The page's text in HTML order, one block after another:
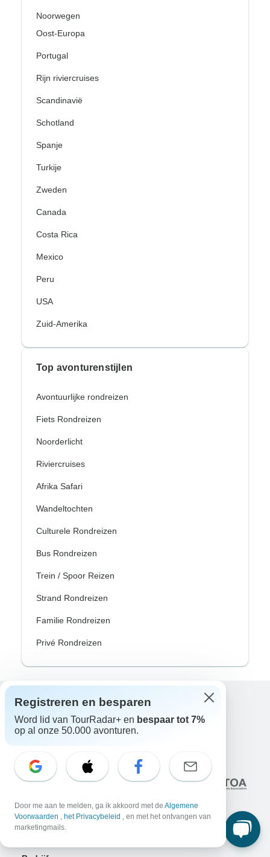
Noorwegen
Oost-Europa
Portugal
Rijn riviercruises
Scandinavië
Schotland
Spanje
Turkije
Zweden
Canada
Costa Rica
Mexico
Peru
USA
Zuid-Amerika
Top avonturenstijlen
Avontuurlijke rondreizen
Fiets Rondreizen
Noorderlicht
Riviercruises
Afrika Safari
Wandeltochten
Culturele Rondreizen
Bus Rondreizen
Trein / Spoor Reizen
Strand Rondreizen
Familie Rondreizen
Privé Rondreizen
Excellent
10.000+reviews op
Registreren en besparen
Word lid van TourRadar+ en bespaar tot 7%
op al onze 50.000 avonturen.
Door me aan te melden, ga ik akkoord met de Algemene
Voorwaarden , het Privacybeleid , en met het ontvangen van
marketingmails.